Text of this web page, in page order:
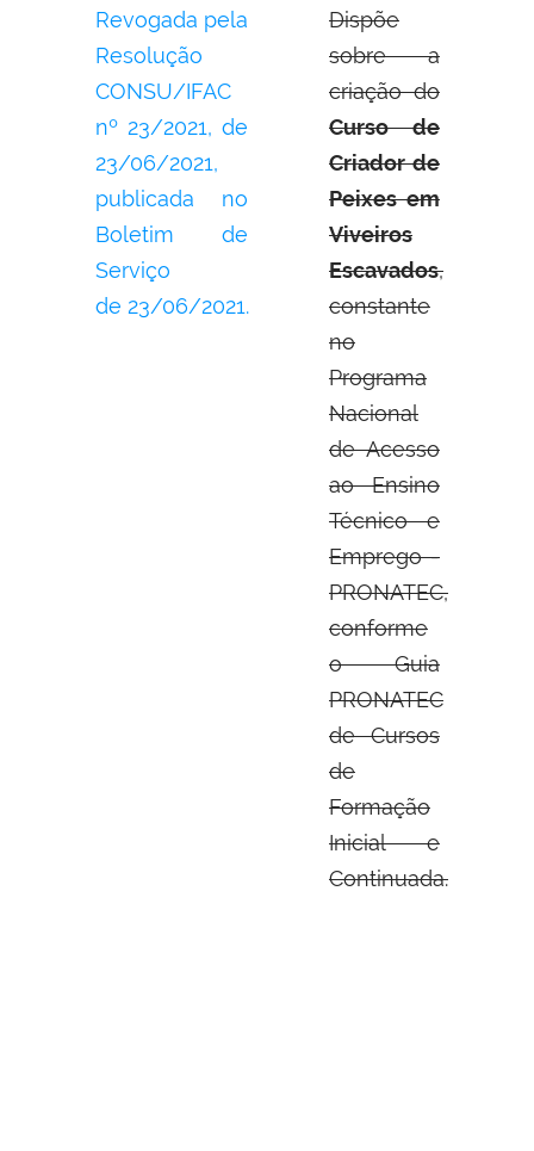
Revogada pela
Resolução
CONSU/IFAC
nº 23/2021, de
23/06/2021,
publicada no
Boletim de
Serviço
de 23/06/2021.
Dispõe
sobre a
criação do
Curso de
Criador de
Peixes em
Viveiros
Escavados,
constante
no
Programa
Nacional
de Acesso
ao Ensino
Técnico e
Emprego -
PRONATEC,
conforme
o Guia
PRONATEC
de Cursos
de
Formação
Inicial e
Continuada.